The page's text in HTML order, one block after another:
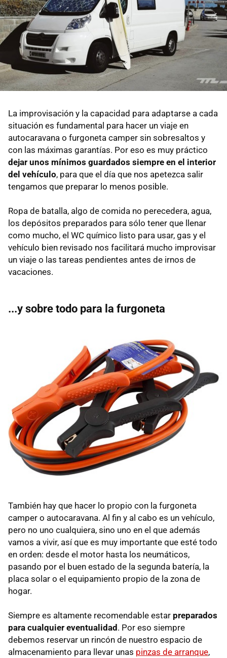
La improvisación y la capacidad para adaptarse a cada
situación es fundamental para hacer un viaje en
autocaravana o furgoneta camper sin sobresaltos y
con las máximas garantías. Por eso es muy práctico
dejar unos mínimos guardados siempre en el interior
del vehículo, para que el día que nos apetezca salir
tengamos que preparar lo menos posible.
Ropa de batalla, algo de comida no perecedera, agua,
los depósitos preparados para sólo tener que llenar
como mucho, el WC químico listo para usar, gas y el
vehículo bien revisado nos facilitará mucho improvisar
un viaje o las tareas pendientes antes de irnos de
vacaciones.
...y sobre todo para la furgoneta
También hay que hacer lo propio con la furgoneta
camper o autocaravana. Al fin y al cabo es un vehículo,
pero no uno cualquiera, sino uno en el que además
vamos a vivir, así que es muy importante que esté todo
en orden: desde el motor hasta los neumáticos,
pasando por el buen estado de la segunda batería, la
placa solar o el equipamiento propio de la zona de
hogar.
Siempre es altamente recomendable estar preparados
para cualquier eventualidad . Por eso siempre
debemos reservar un rincón de nuestro espacio de
almacenamiento para llevar unas pinzas de arranque,